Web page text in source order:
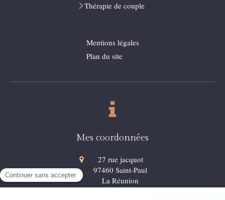
Thérapie de couple
Mentions légales
Plan du site
Mes coordonnées
27 rue jacquot
97460 Saint-Paul
La Réunion